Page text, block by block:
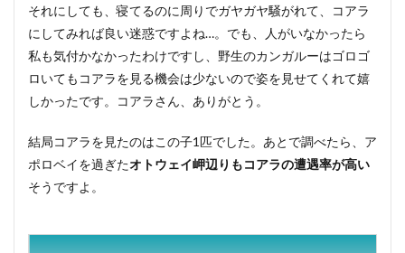
それにしても、寝てるのに周りでガヤガヤ騒がれて、コアラ
にしてみれば良い迷惑ですよね…。でも、人がいなかったら
私も気付かなかったわけですし、野生のカンガルーはゴロゴ
ロいてもコアラを見る機会は少ないので姿を見せてくれて嬉
しかったです。コアラさん、ありがとう。
結局コアラを見たのはこの子1匹でした。あとで調べたら、ア
ポロベイを過ぎたオトウェイ岬辺りもコアラの遭遇率が高い
そうですよ。